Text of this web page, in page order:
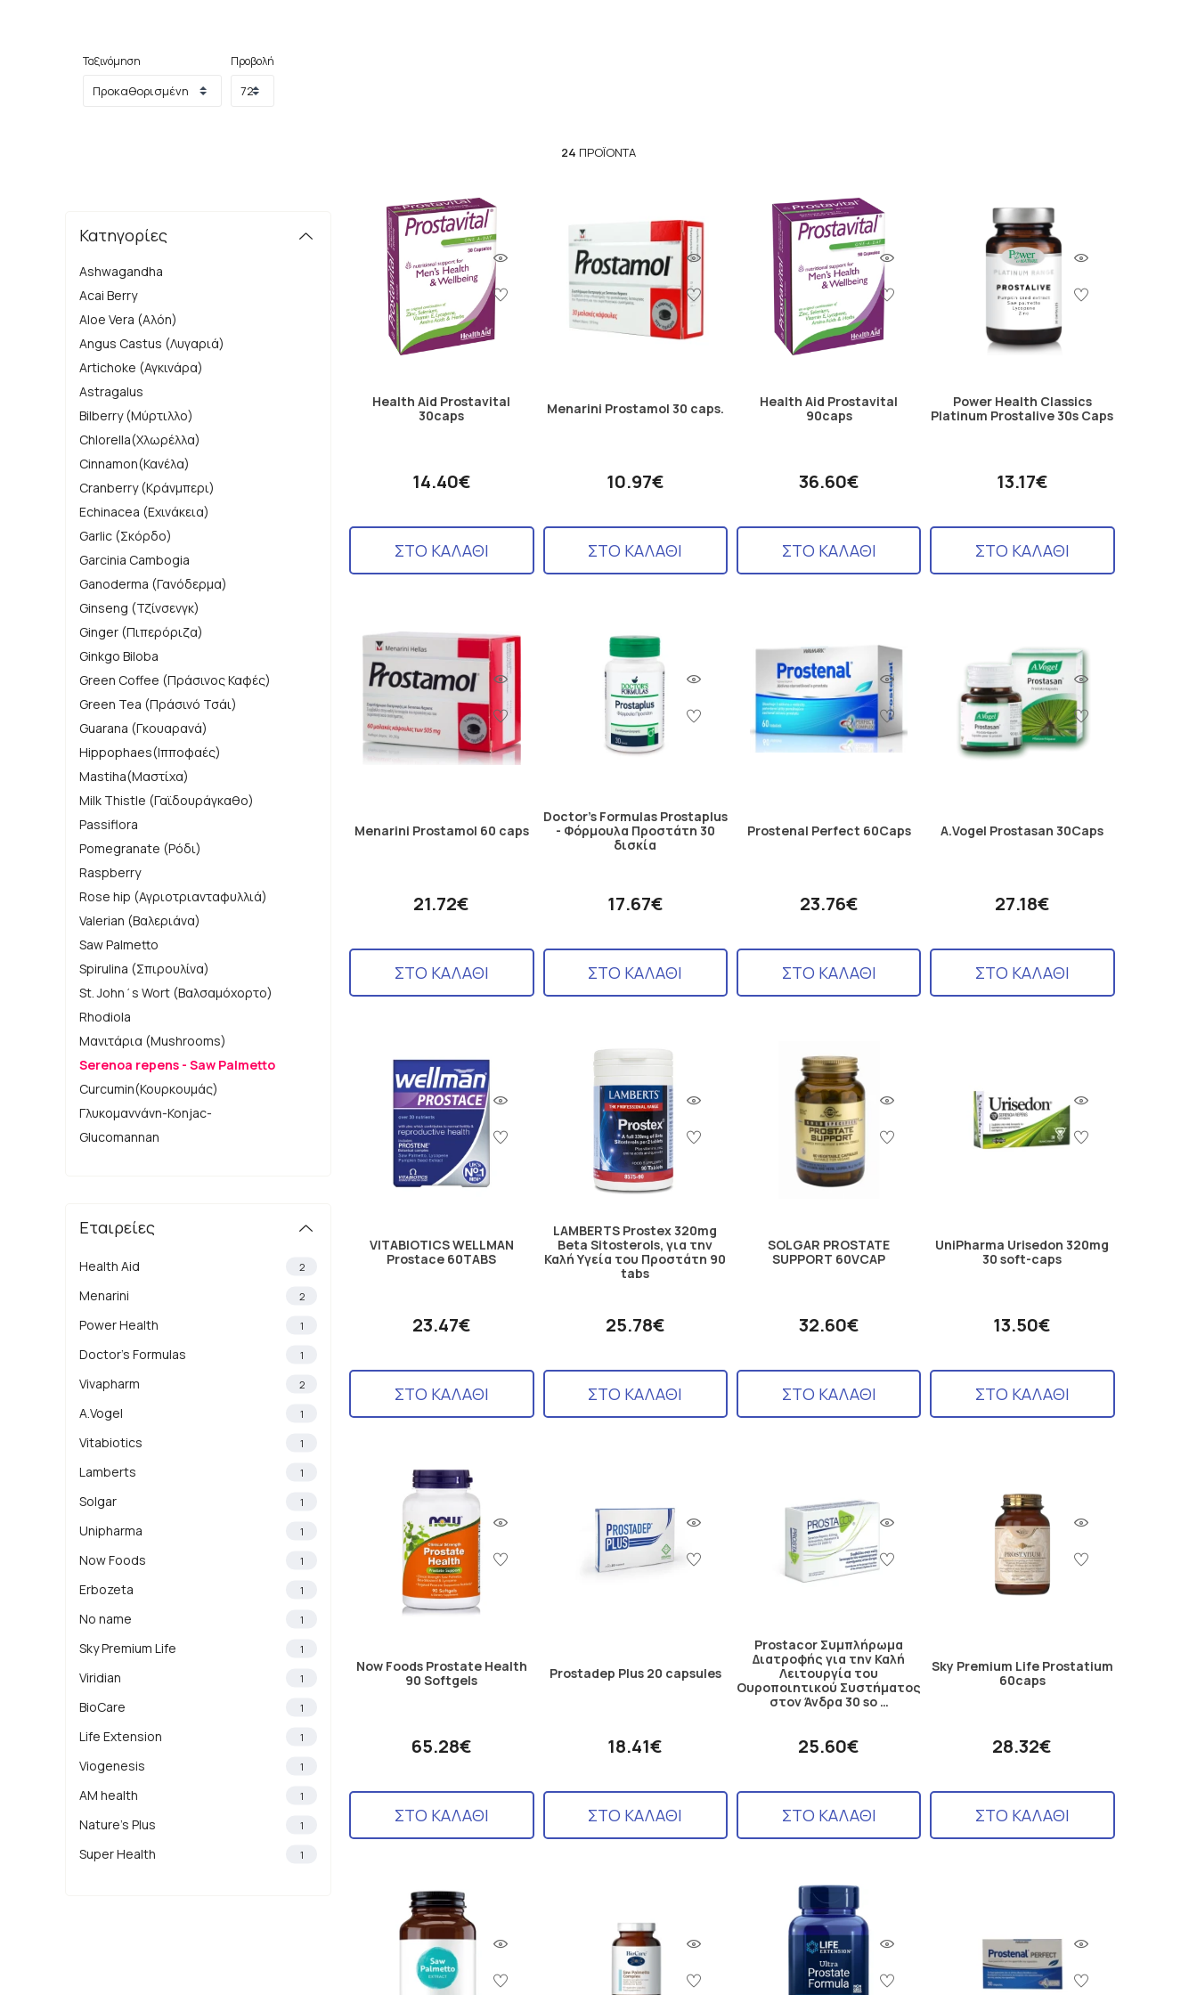
Αντιφλεγμονώδης δράση: Ορισμένα από τα συστατικά του Saw Palmetto έχουν αντιφλεγμονώδεις ιδιότητες, οι οποίες μπορούν να βοηθήσουν στη
Υγιεινή του ουροποιητικού συστήματος.
Ταξινόμηση Προβολή
24 ΠΡΟΪΌΝΤΑ
Κατηγορίες
Ashwagandha
Acai Berry
Aloe Vera (Αλόη)
Angus Castus (Λυγαριά)
Artichoke (Αγκινάρα)
Astragalus
Bilberry (Μύρτιλλο)
Chlorella(Χλωρέλλα)
Cinnamon(Κανέλα)
Cranberry (Κράνμπερι)
Echinacea (Εχινάκεια)
Garlic (Σκόρδο)
Garcinia Cambogia
Ganoderma (Γανόδερμα)
Ginseng (Τζίνσενγκ)
Ginger (Πιπερόριζα)
Ginkgo Biloba
Green Coffee (Πράσινος Καφές)
Green Tea (Πράσινό Τσάι)
Guarana (Γκουαρανά)
Hippophaes(Ιπποφαές)
Mastiha(Μαστίχα)
Milk Thistle (Γαϊδουράγκαθο)
Passiflora
Pomegranate (Ρόδι)
Raspberry
Rose hip (Αγριοτριανταφυλλιά)
Valerian (Βαλεριάνα)
Saw Palmetto
Spirulina (Σπιρουλίνα)
St. John΄s Wort (Βαλσαμόχορτο)
Rhodiola
Μανιτάρια (Mushrooms)
Serenoa repens - Saw Palmetto
Curcumin(Κουρκουμάς)
Γλυκομαννάνη-Konjac-
Glucomannan
Εταιρείες
Health Aid 2
Menarini 2
Power Health 1
Doctor's Formulas 1
Vivapharm 2
A.Vogel 1
Vitabiotics 1
Lamberts 1
Solgar 1
Unipharma 1
Now Foods 1
Erbozeta 1
No name 1
Sky Premium Life 1
Viridian 1
BioCare 1
Life Extension 1
Viogenesis 1
AM health 1
Nature's Plus 1
Super Health 1
Health Aid Prostavital
30caps
14.40€
ΣΤΟ ΚΑΛΑΘΙ
Menarini Prostamol 30 caps.
10.97€
ΣΤΟ ΚΑΛΑΘΙ
Health Aid Prostavital
90caps
36.60€
ΣΤΟ ΚΑΛΑΘΙ
Power Health Classics
Platinum Prostalive 30s Caps
13.17€
ΣΤΟ ΚΑΛΑΘΙ
Menarini Prostamol 60 caps
21.72€
ΣΤΟ ΚΑΛΑΘΙ
Doctor's Formulas Prostaplus
- Φόρμουλα Προστάτη 30
δισκία
17.67€
ΣΤΟ ΚΑΛΑΘΙ
Prostenal Perfect 60Caps
23.76€
ΣΤΟ ΚΑΛΑΘΙ
A.Vogel Prostasan 30Caps
27.18€
ΣΤΟ ΚΑΛΑΘΙ
VITABIOTICS WELLMAN
Prostace 60TABS
23.47€
ΣΤΟ ΚΑΛΑΘΙ
LAMBERTS Prostex 320mg
Beta Sitosterols, για την
Καλή Υγεία του Προστάτη 90
tabs
25.78€
ΣΤΟ ΚΑΛΑΘΙ
SOLGAR PROSTATE
SUPPORT 60VCAP
32.60€
ΣΤΟ ΚΑΛΑΘΙ
UniPharma Urisedon 320mg
30 soft-caps
13.50€
ΣΤΟ ΚΑΛΑΘΙ
Now Foods Prostate Health
90 Softgels
65.28€
ΣΤΟ ΚΑΛΑΘΙ
Prostadep Plus 20 capsules
18.41€
ΣΤΟ ΚΑΛΑΘΙ
Prostacor Συμπλήρωμα
Διατροφής για την Καλή
Λειτουργία του
Ουροποιητικού Συστήματος
στον Άνδρα 30 so …
25.60€
ΣΤΟ ΚΑΛΑΘΙ
Sky Premium Life Prostatium
60caps
28.32€
ΣΤΟ ΚΑΛΑΘΙ